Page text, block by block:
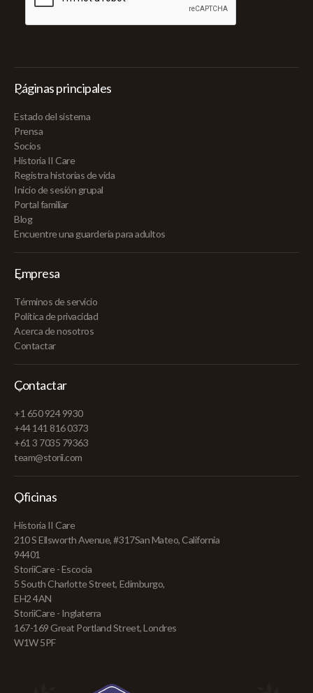
Páginas principales
Estado del sistema
Prensa
Socios
Historia II Care
Registra historias de vida
Inicio de sesión grupal
Portal familiar
Blog
Encuentre una guardería para adultos
Empresa
Términos de servicio
Política de privacidad
Acerca de nosotros
Contactar
Contactar
+1 650 924 9930
+44 141 816 0373
+61 3 7035 79363
team@storii.com
Oficinas
Historia II Care
210 S Ellsworth Avenue, #317San Mateo, California
94401
StoriiCare - Escocia
5 South Charlotte Street, Edimburgo,
EH2 4AN
StoriiCare - Inglaterra
167-169 Great Portland Street, Londres
W1W 5PF